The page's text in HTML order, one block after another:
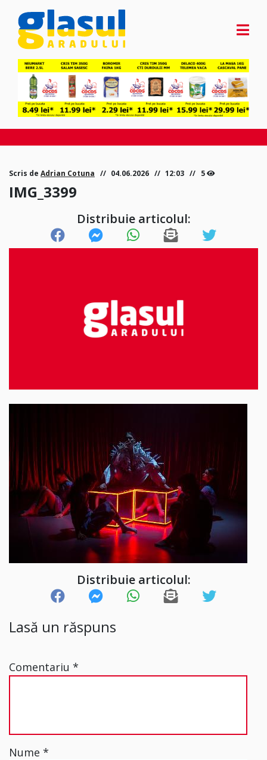
Scris de Adrian Cotuna 04.06.2026 12:03 5
IMG_3399
Distribuie articolul:
Distribuie articolul:
Lasă un răspuns
Comentariu *
Nume *